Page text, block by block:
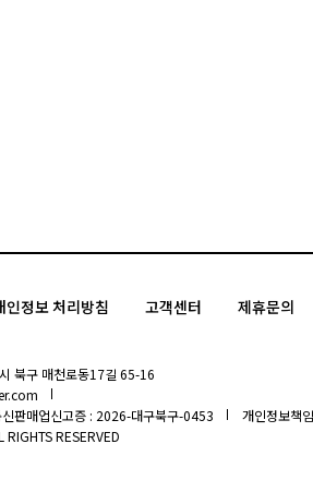
인정보 처리방침 고객센터 제휴문의
북구 매천로동17길 65-16
판매업신고증 : 2026-대구북구-0453 개인정보책
RESERVED